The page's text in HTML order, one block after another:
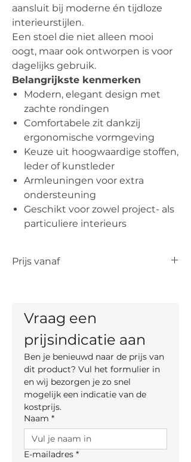
aansluit bij moderne én tijdloze
interieurstijlen.
Een stoel die niet alleen mooi
oogt, maar ook ontworpen is voor
dagelijks gebruik.
Belangrijkste kenmerken
Modern, elegant design met
zachte rondingen
Comfortabele zit dankzij
ergonomische vormgeving
Keuze uit hoogwaardige stoffen,
leder of kunstleder
Armleuningen voor extra
ondersteuning
Geschikt voor zowel project- als
particuliere interieurs
Prijs vanaf
materiaal en, indien mogelijk, maten.
Vraag een
prijsindicatie aan
Ben je benieuwd naar de prijs van
dit product? Vul het formulier in
en wij bezorgen je zo snel
mogelijk een indicatie van de
kostprijs.
Naam *
E-mailadres *